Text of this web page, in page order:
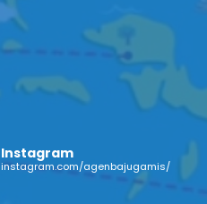
Instagram
instagram.com/agenbajugamis/